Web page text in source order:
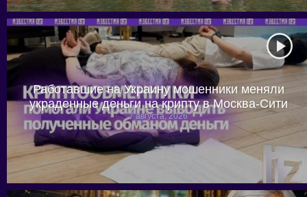
Работавшие на Украину мошенники меняли
украденные деньги на крипту в Москва-Сити
7 августа, 2026